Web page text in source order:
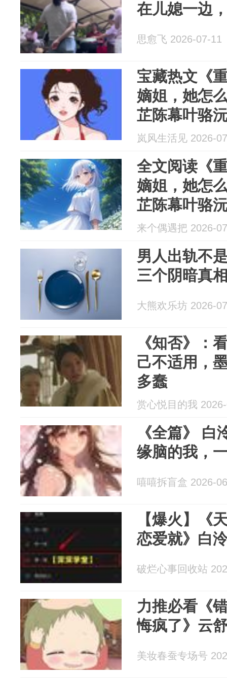
在儿媳一边
思愈飞 2026-07-11
宝藏热文《
嫡姐，她怎
芷陈幕叶骆
岚风生活见 2026-
全文阅读《
嫡姐，她怎
芷陈幕叶骆
来个偶遇把 2026-
男人出轨不
三个阴暗真
大熊欢乐坊 2026-
《知否》：
己不适用，
多蠢
赏心悦目的我
《全篇》
缘脑的我，
嘻嘻拆盲盒 2026-
【爆火】《
恋爱就》白
破烂心事回收站
力推必看《
悔疯了》云
美妆春蚕专场号